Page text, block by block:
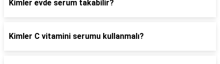
Kimler evde serum takabilir?
Kimler C vitamini serumu kullanmalı?